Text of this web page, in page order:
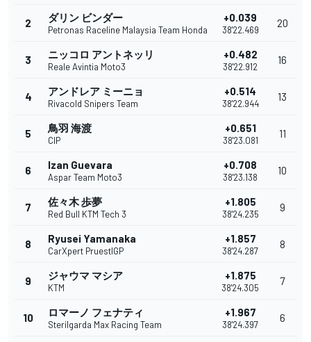
2 ダリン ビンダー
Petronas Raceline Malaysia Team Honda
+0.039
38'22.469
20
3 ニッコロ アントネッリ
Reale Avintia Moto3
+0.482
38'22.912
16
4 アンドレア ミーニョ
Rivacold Snipers Team
+0.514
38'22.944
13
5 鳥羽 海渡
CIP
+0.651
38'23.081
11
6 Izan Guevara
Aspar Team Moto3
+0.708
38'23.138
10
7 佐々木 歩夢
Red Bull KTM Tech 3
+1.805
38'24.235
9
8 Ryusei Yamanaka
CarXpert PruestlGP
+1.857
38'24.287
8
9 ジャウマ マシア
KTM
+1.875
38'24.305
7
10 ロマーノ フェナティ
Sterilgarda Max Racing Team
+1.967
38'24.397
6